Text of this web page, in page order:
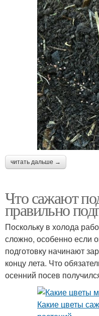
читать дальше →
Что сажают
правильно
Поскольку в холода
сложно, особенно если
подготовку начинают
концу лета. Что
осенний посев